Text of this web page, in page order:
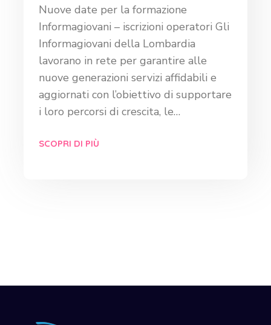
Nuove date per la formazione
Informagiovani – iscrizioni operatori Gli
Informagiovani della Lombardia
lavorano in rete per garantire alle
nuove generazioni servizi affidabili e
aggiornati con l’obiettivo di supportare
i loro percorsi di crescita, le…
SCOPRI DI PIÙ